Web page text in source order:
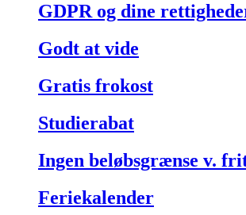
GDPR og dine
Godt at vide
Gratis frokost
Studierabat
Ingen beløbsgrænse v.
Feriekalender